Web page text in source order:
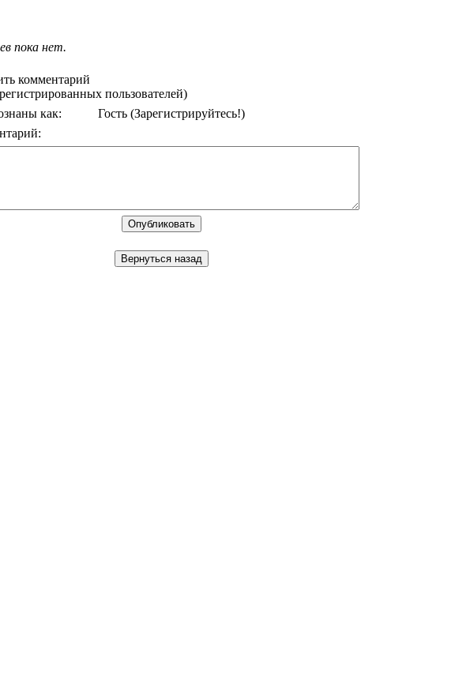
пока нет.
комментарий
пользователей)
как:
Гость (Зарегистрируйтесь!)